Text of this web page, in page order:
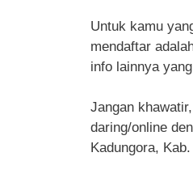
Untuk kamu
mendaftar
info lainnya
Jangan khawatir,
daring/online
Kadungora,